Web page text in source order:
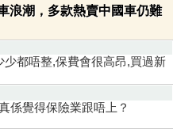
浪潮，多款熱賣中國車仍難
都唔整,保費會很高昂,買過新
係覺得保險業跟唔上？